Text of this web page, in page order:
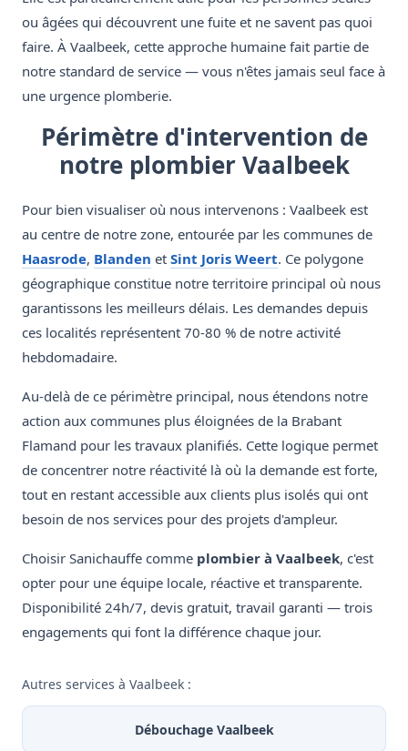
ou âgées qui découvrent une fuite et ne savent pas quoi
faire. À Vaalbeek, cette approche humaine fait partie de
notre standard de service — vous n'êtes jamais seul face à
une urgence plomberie.
Périmètre d'intervention de
notre plombier Vaalbeek
Pour bien visualiser où nous intervenons : Vaalbeek est
au centre de notre zone, entourée par les communes de
Haasrode, Blanden et Sint Joris Weert. Ce polygone
géographique constitue notre territoire principal où nous
garantissons les meilleurs délais. Les demandes depuis
ces localités représentent 70-80 % de notre activité
hebdomadaire.
Au-delà de ce périmètre principal, nous étendons notre
action aux communes plus éloignées de la Brabant
Flamand pour les travaux planifiés. Cette logique permet
de concentrer notre réactivité là où la demande est forte,
tout en restant accessible aux clients plus isolés qui ont
besoin de nos services pour des projets d'ampleur.
Choisir Sanichauffe comme plombier à Vaalbeek, c'est
opter pour une équipe locale, réactive et transparente.
Disponibilité 24h/7, devis gratuit, travail garanti — trois
engagements qui font la différence chaque jour.
Autres services à Vaalbeek :
Débouchage Vaalbeek